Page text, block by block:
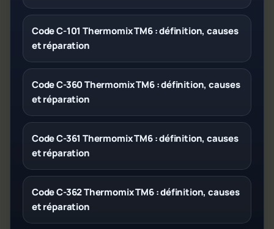
Code C-101 Thermomix TM6 : définition, causes
et réparation
Code C-360 Thermomix TM6 : définition, causes
et réparation
Code C-361 Thermomix TM6 : définition, causes
et réparation
Code C-362 Thermomix TM6 : définition, causes
et réparation